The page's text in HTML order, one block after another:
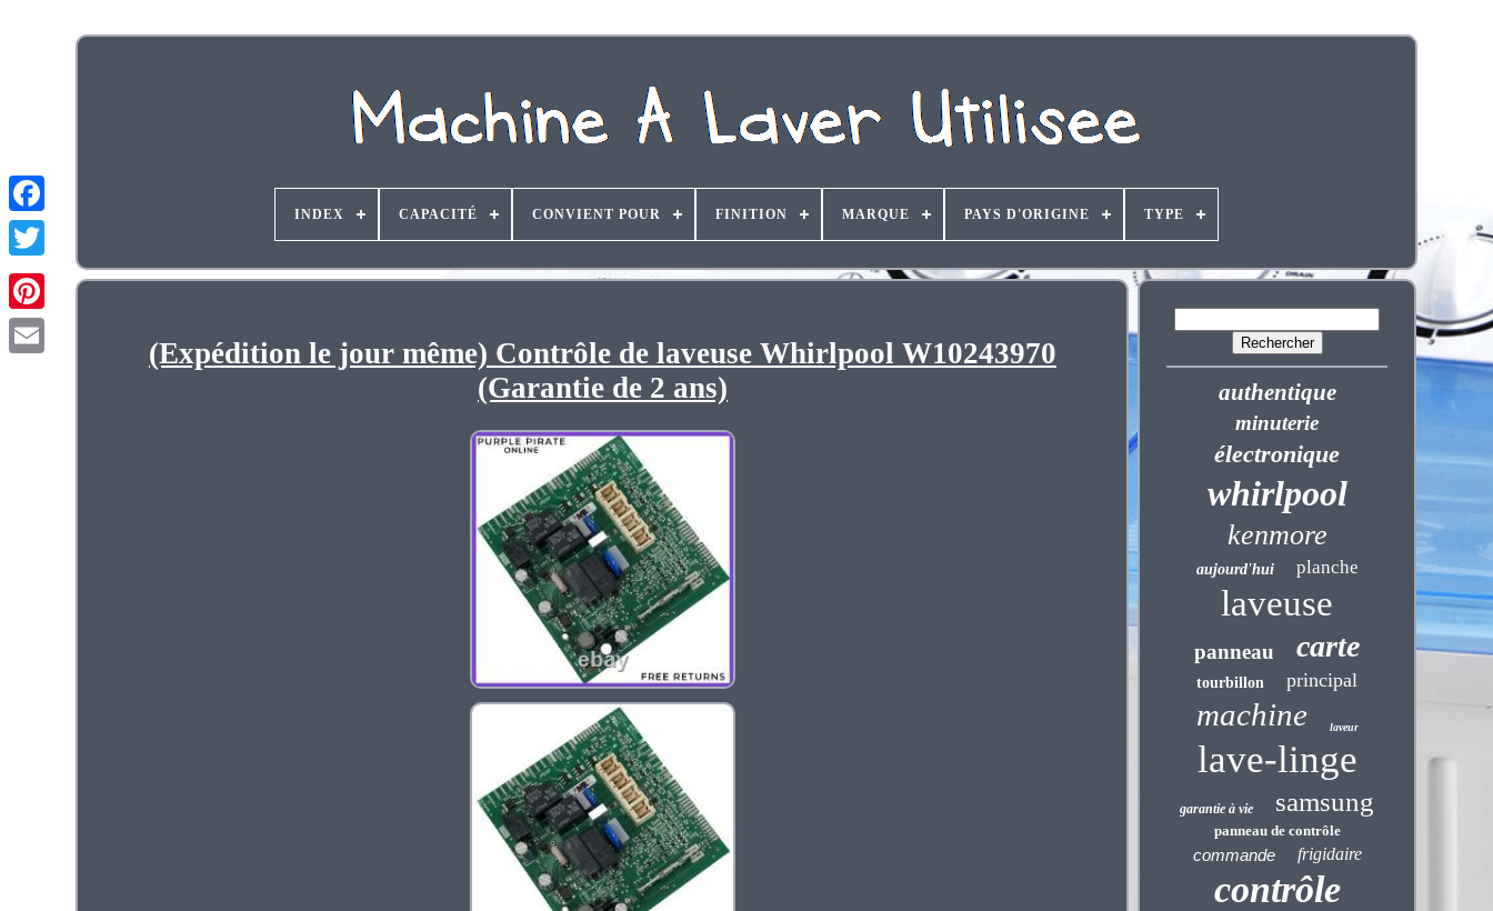
INDEX CAPACITÉ CONVIENT POUR FINITION MARQUE PAYS D'ORIGINE TYPE
(Expédition le jour même) Contrôle de laveuse Whirlpool W10243970
(Garantie de 2 ans)
authentique
minuterie
électronique
whirlpool
kenmore
aujourd'hui planche
laveuse
panneau carte
tourbillon principal
machine laveur
lave-linge
garantie à vie samsung
panneau de contrôle
commande frigidaire
contrôle